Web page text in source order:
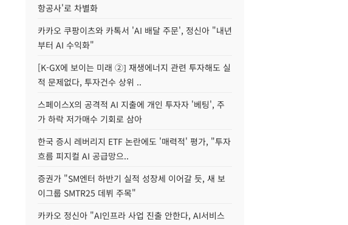
항공사'로 차별화
카카오 쿠팡이츠와 카톡서 'AI 배달 주문', 정신아 "내년
부터 AI 수익화"
[K-GX에 보이는 미래 ②] 재생에너지 관련 투자해도 실
적 문제없다, 투자건수 상위 ..
스페이스X의 공격적 AI 지출에 개인 투자자 '베팅', 주
가 하락 저가매수 기회로 삼아
한국 증시 레버리지 ETF 논란에도 '매력적' 평가, "투자
흐름 피지컬 AI 공급망으..
증권가 "SM엔터 하반기 실적 성장세 이어갈 듯, 새 보
이그룹 SMTR25 데뷔 주목"
카카오 정신아 "AI인프라 사업 진출 안한다, AI서비스